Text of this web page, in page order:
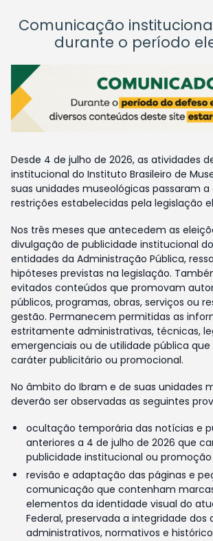
Comunicação
durante o período
Desde 4 de julho de 2026, as atividades
institucional do Instituto Brasileiro de
suas unidades museológicas passaram a
restrições estabelecidas pela legislação
Nos três meses que antecedem as
divulgação de publicidade institucional
entidades da Administração Pública,
hipóteses previstas na legislação.
evitados conteúdos que promovam
públicos, programas, obras, serviços ou
gestão. Permanecem permitidas as
estritamente administrativas, técnicas,
emergenciais ou de utilidade pública
caráter publicitário ou promocional.
No âmbito do Ibram e de suas unidades
deverão ser observadas as seguintes
ocultação temporária das notícias e
anteriores a 4 de julho de 2026 que
publicidade institucional ou
revisão e adaptação das páginas e
comunicação que contenham
elementos da identidade visual do
Federal, preservada a integridade dos
administrativos, normativos e